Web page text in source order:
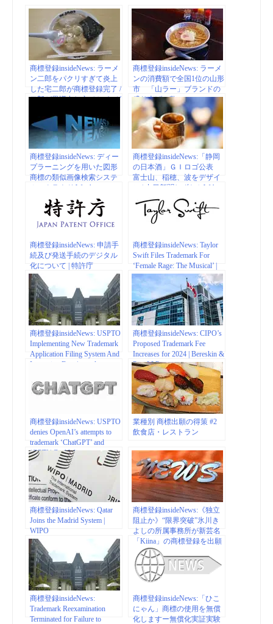
商標登録insideNews: ラーメ
ン二郎をパクリすぎて炎上
した宅二郎が商標登録完了 /
二郎が異議申し立てか ｜ ガ
商標登録insideNews: ラーメ
ンの消費額で全国1位の山形
市 「山ラー」ブランドの
盛り上げの数々
商標登録insideNews: ディー
プラーニングを用いた図形
商標の類似画像検索システ
ム – クラウド Watch
商標登録insideNews:「静岡
の日本酒」ＧＩロゴ公表
富士山、稲穂、波をデザイ
ン | 中日新聞しずおかWeb
商標登録insideNews: 申請手
続及び発送手続のデジタル
化について | 特許庁
商標登録insideNews: Taylor
Swift Files Trademark For
‘Female Rage: The Musical’ |
www.tmz.com
商標登録insideNews: USPTO
Implementing New Trademark
Application Filing System And
Increasing Fees | mondaq.com
商標登録insideNews: CIPO’s
Proposed Trademark Fee
Increases for 2024 | Bereskin &
Parr LLP
商標登録insideNews: USPTO
denies OpenAI’s attempts to
trademark ‘ChatGPT’ and
‘GPT’ | GeekWire
業種別 商標出願の得策 #2
飲食店・レストラン
商標登録insideNews: Qatar
Joins the Madrid System |
WIPO
商標登録insideNews:《独立
阻止か》“限界突破”氷川き
よしの所属事務所が新芸名
「Kiina」の商標登録を出願
していた「音楽活動休止中
に…」 | 文春オンライン
商標登録insideNews:
Trademark Reexamination
Terminated for Failure to
商標登録insideNews:「ひこ
にゃん」商標の使用を無償
化しますー無償化実証実験